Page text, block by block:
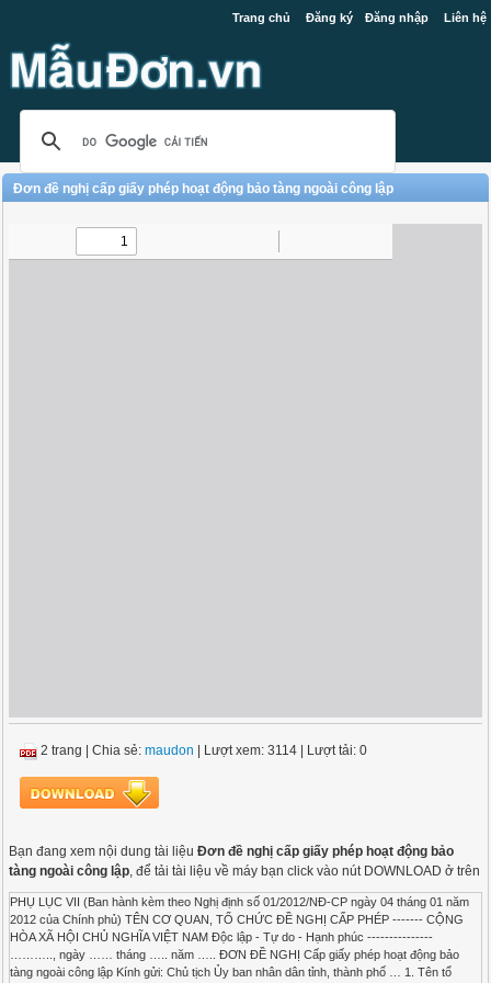
Trang chủ Đăng ký Đăng nhập Liên hệ
Đơn đề nghị cấp giấy phép hoạt động bảo tàng ngoài công lập
2 trang |Chia sẻ:maudon | Lượt xem: 3114 | Lượt tải: 0
Bạn đang xem nội dung tài liệuĐơn đề nghị cấp giấy phép hoạt động bảo
tàng ngoài công lập, để tải tài liệu về máy bạn click vào nút DOWNLOAD ở trên
PHỤ LỤC VII (Ban hành kèm theo Nghị định số 01/2012/NĐ-CP ngày 04 tháng 01 năm
2012 của Chính phủ) TÊN CƠ QUAN, TỔ CHỨC ĐỀ NGHỊ CẤP PHÉP ------- CỘNG
HÒA XÃ HỘI CHỦ NGHĨA VIỆT NAM Độc lập - Tự do - Hạnh phúc ---------------
……….., ngày …… tháng ….. năm ….. ĐƠN ĐỀ NGHỊ Cấp giấy phép hoạt động bảo
tàng ngoài công lập Kính gửi: Chủ tịch Ủy ban nhân dân tỉnh, thành phố … 1. Tên tổ